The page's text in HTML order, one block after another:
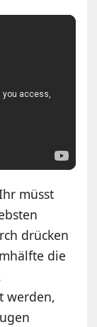
müsst
drücken
die
werden,